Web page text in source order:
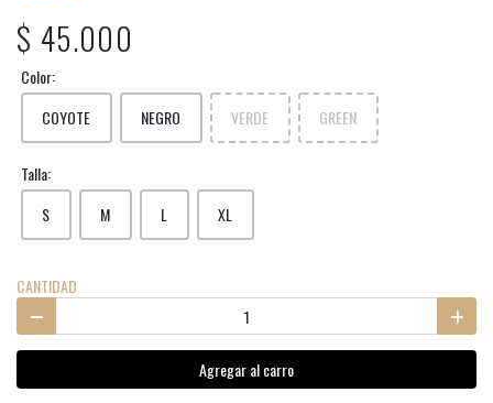
$ 45.000
Color:
COYOTE
NEGRO VERDE GREEN
Talla:
S
M L XL
CANTIDAD
Agregar al carro